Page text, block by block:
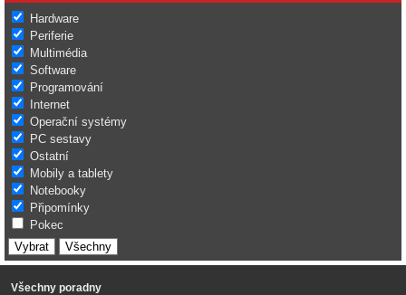
Hardware
Periferie
Multimédia
Software
Programování
Internet
Operační systémy
PC sestavy
Ostatní
Mobily a tablety
Notebooky
Připomínky
Pokec
Všechny poradny